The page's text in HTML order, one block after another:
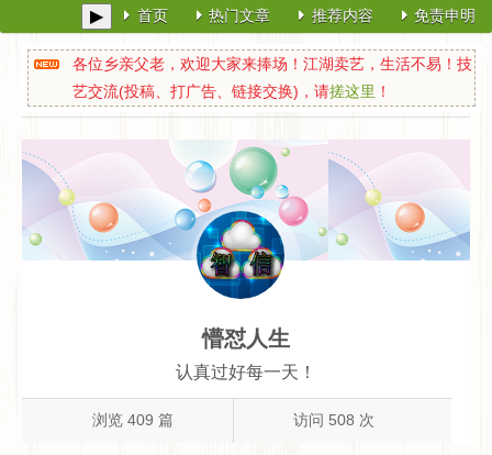
各位乡亲父老，欢迎大家来捧场！江湖卖艺，生活不易！技
艺交流(投稿、打广告、链接交换)，请搓这里 ！
▶ 首页 热门文章 推荐内容 免责申明
懵怼人生
认真过好每一天！
浏览 409 篇 访问 508 次